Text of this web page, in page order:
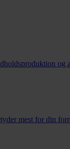
og
mest for din